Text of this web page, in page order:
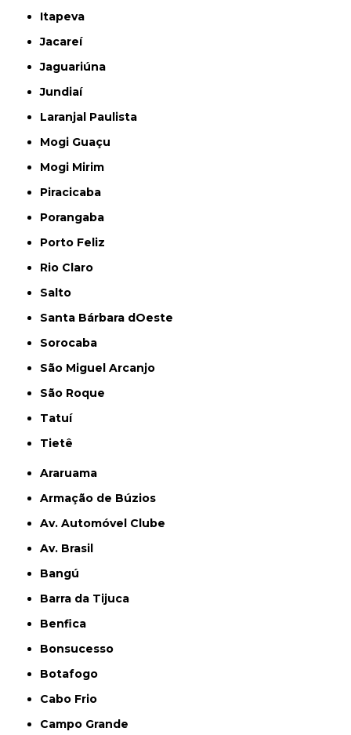
Itapeva
Jacareí
Jaguariúna
Jundiaí
Laranjal Paulista
Mogi Guaçu
Mogi Mirim
Piracicaba
Porangaba
Porto Feliz
Rio Claro
Salto
Santa Bárbara dOeste
Sorocaba
São Miguel Arcanjo
São Roque
Tatuí
Tietê
Araruama
Armação de Búzios
Av. Automóvel Clube
Av. Brasil
Bangú
Barra da Tijuca
Benfica
Bonsucesso
Botafogo
Cabo Frio
Campo Grande